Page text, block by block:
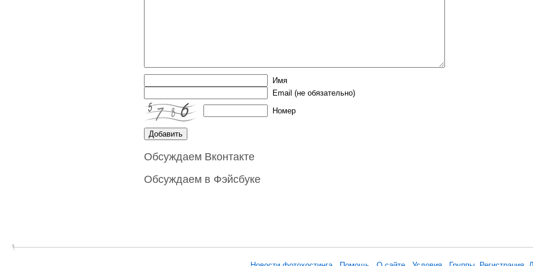
Имя
Email (не обязательно)
Номер
Обсуждаем Вконтакте
Обсуждаем в Фэйсбуке